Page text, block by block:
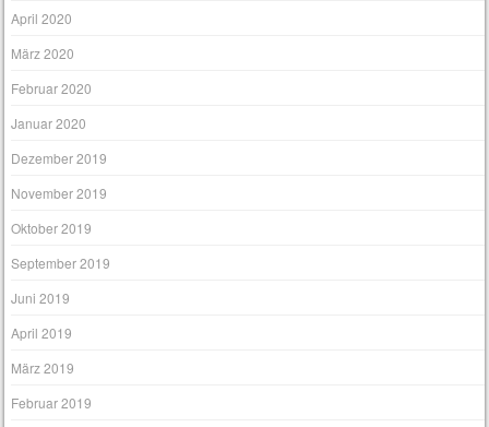
April 2020
März 2020
Februar 2020
Januar 2020
Dezember 2019
November 2019
Oktober 2019
September 2019
Juni 2019
April 2019
März 2019
Februar 2019